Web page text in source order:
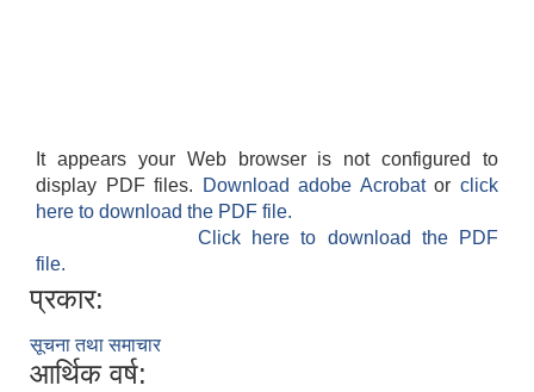
It appears your Web browser is not configured to
display PDF files.
Download adobe Acrobatorclick
here to download the PDF file.
Click here to download the PDF
file.
प्रकार:
सूचना तथा समाचार
आर्थिक वर्ष: